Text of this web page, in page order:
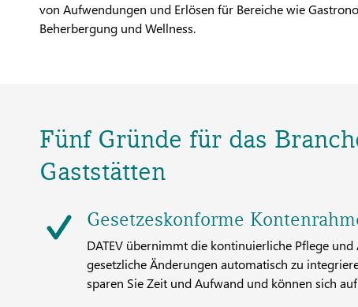
von Aufwendungen und Erlösen für Bereiche wie
Beherbergung und Wellness.
Fünf Gründe für das
Gaststätten
Gesetzeskonforme
DATEV übernimmt die kontinuierliche Pflege
gesetzliche Änderungen automatisch zu
sparen Sie Zeit und Aufwand und können sich